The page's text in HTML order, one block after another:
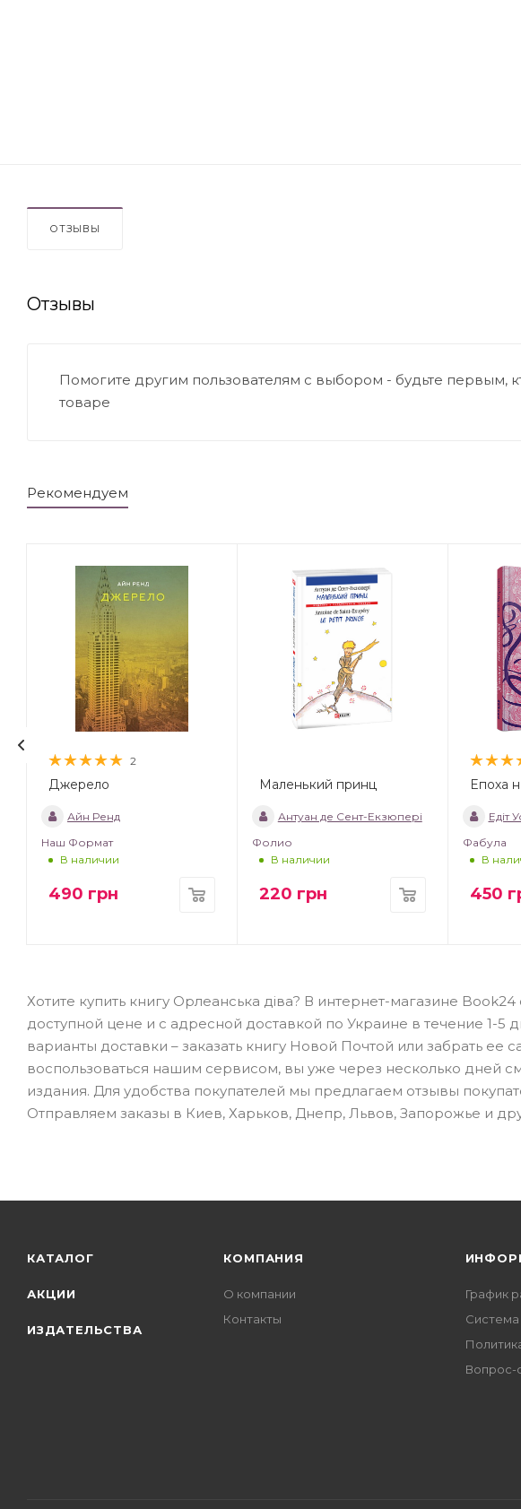
ОТЗЫВЫ
Отзывы
Помогите другим пользователям с выбором - будьте первым,
товаре
Рекомендуем
2
Джерело
Айн Ренд
Наш Формат
В наличии
490 грн
Маленький принц
Антуан де Сент-Екзюпері
Фолио
В наличии
220 грн
Епоха
Едіт
Фабула
В
450
Хотите купить книгу Орлеанська діва? В интернет-магазине
доступной цене и с адресной доставкой по Украине в течение 1-
варианты доставки – заказать книгу Новой Почтой или забрать ее
воспользоваться нашим сервисом, вы уже через несколько дней
издания. Для удобства покупателей мы предлагаем отзывы
Отправляем заказы в Киев, Харьков, Днепр, Львов, Запорожье и
КАТАЛОГ
АКЦИИ
ИЗДАТЕЛЬСТВА
КОМПАНИЯ
О компании
Контакты
График
Система
Вопрос-